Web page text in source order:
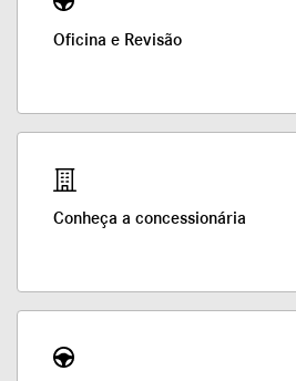
Oficina e Revisão
Conheça a concessionária